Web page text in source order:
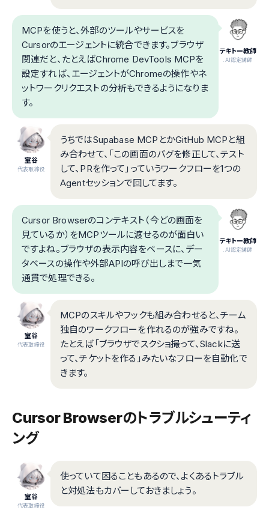
テキトー教師
.AI認定講師
MCPを使うと、外部のツールやサービスを
Cursorのエージェントに統合できます。ブラウザ
関連だと、たとえばChrome DevTools MCPを
設定すれば、エージェントがChromeの操作やネ
ットワークリクエストの分析もできるようになりま
す。
室谷
代表取締役
うちではSupabase MCPとかGitHub MCPと組
み合わせて、「この画面のバグを修正して、テスト
して、PRを作って」っていうワークフローを1つの
Agentセッションで回してます。
テキトー教師
.AI認定講師
Cursor Browserのコンテキスト（今どの画面を
見ているか）をMCPツールに渡せるのが面白い
ですよね。ブラウザの表示内容をベースに、デー
タベースの操作や外部APIの呼び出しまで一気
通貫で処理できる。
室谷
代表取締役
MCPのスキルやフックも組み合わせると、チーム
独自のワークフローを作れるのが強みですね。
たとえば「ブラウザでスクショ撮って、Slackに送
って、チケットを作る」みたいなフローを自動化で
きます。
Cursor Browserのトラブルシューティ
ング
室谷
代表取締役
使っていて困ることもあるので、よくあるトラブル
と対処法もカバーしておきましょう。